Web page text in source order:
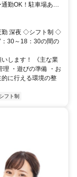
勤OK！駐車場あり♪
勤 深夜 ◇シフト制 ◇
30～18：30の間の
します！ 《主な業
理 ・遊びの準備 ・お
に行える環境の整
シフト制